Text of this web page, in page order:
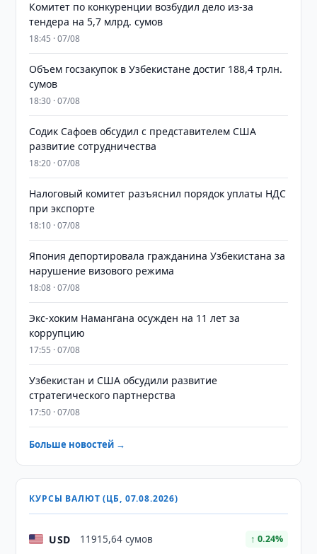
Комитет по конкуренции возбудил дело из-за
тендера на 5,7 млрд. сумов
18:45 · 07/08
​​​​​​​Объем госзакупок в Узбекистане достиг 188,4 трлн.
сумов
18:30 · 07/08
Содик Сафоев обсудил с представителем США
развитие сотрудничества
18:20 · 07/08
Налоговый комитет разъяснил порядок уплаты НДС
при экспорте
18:10 · 07/08
Япония депортировала гражданина Узбекистана за
нарушение визового режима
18:08 · 07/08
​​​​​​​Экс-хоким Намангана осужден на 11 лет за
коррупцию
17:55 · 07/08
Узбекистан и США обсудили развитие
стратегического партнерства
17:50 · 07/08
Больше новостей →
КУРСЫ ВАЛЮТ (ЦБ, 07.08.2026)
USD 11915,64 сумов ↑ 0.24%